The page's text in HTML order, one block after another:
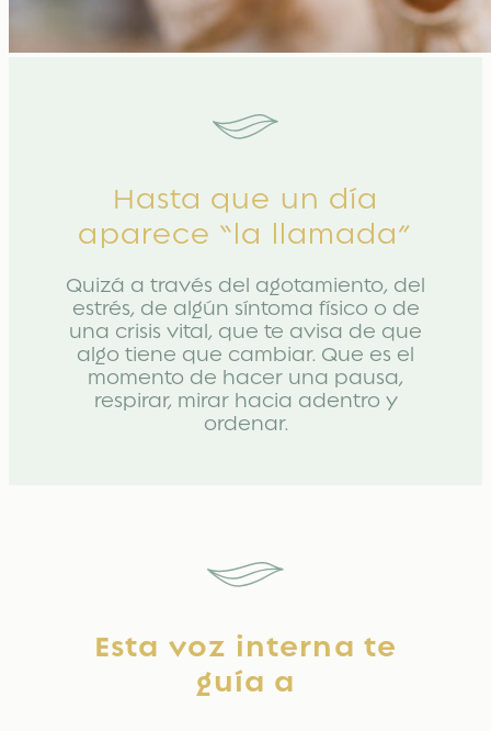
Hasta que un día
aparece “la llamada”
Quizá a través del agotamiento, del
estrés, de algún síntoma físico o de
una crisis vital, que te avisa de que
algo tiene que cambiar. Que es el
momento de hacer una pausa,
respirar, mirar hacia adentro y
ordenar.
Esta voz interna te
guía a